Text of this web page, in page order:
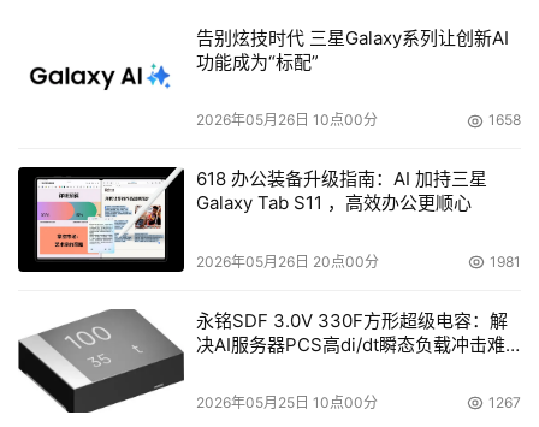
同时由主频和每时钟周期所执行的指令数来提高性能，可以
更好地平衡性能与功耗的关系。双核可共享封装和 I/O，使
得总成本也得以下降。
在内存方面，GS-SR114L/GS-SR114V支持最大内存容量
为8GB的DDR II 533/667MHz。一方面可以保证速度，二
另一方面保证数据传输的高效，充分保证在800/1066MH
前端总线环境下内存子系统的高效运行。
硬盘也是双核服务器的重要指标。双核服务器处理器需
要内存和硬盘的配合，整体性能才能彰显。GS-
SR114L/GS-SR114V支持2个SATA硬盘，支持 RAID0、1。
告别炫技时代 三星Galaxy系列让创新AI
功能成为“标配”
2026年05月26日 10点00分 1658
618 办公装备升级指南：AI 加持三星
Galaxy Tab S11 ，高效办公更顺心
2026年05月26日 20点00分 1981
永铭SDF 3.0V 330F方形超级电容：解
决AI服务器PCS高di/dt瞬态负载冲击难
2026年05月25日 10点00分 1267